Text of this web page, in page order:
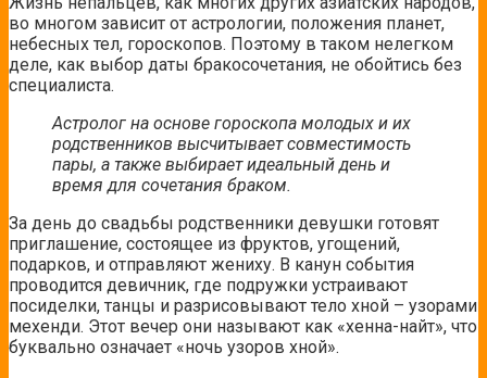
во многом зависит от астрологии, положения планет,
небесных тел, гороскопов. Поэтому в таком нелегком
деле, как выбор даты бракосочетания, не обойтись без
специалиста.
Астролог на основе гороскопа молодых и их
родственников высчитывает совместимость
пары, а также выбирает идеальный день и
время для сочетания браком.
За день до свадьбы родственники девушки готовят
приглашение, состоящее из фруктов, угощений,
подарков, и отправляют жениху. В канун события
проводится девичник, где подружки устраивают
посиделки, танцы и разрисовывают тело хной – узорами
мехенди. Этот вечер они называют как «хенна-найт», что
буквально означает «ночь узоров хной».